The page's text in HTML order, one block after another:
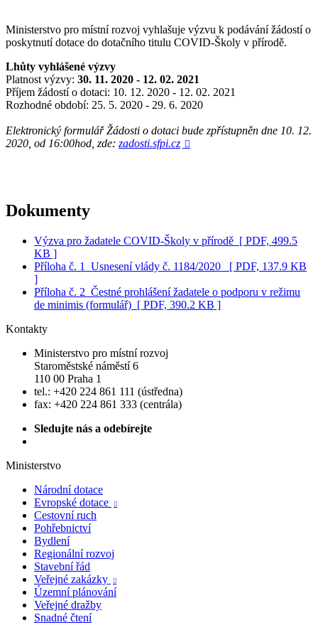
Ministerstvo pro místní rozvoj vyhlašuje výzvu k podávání žádostí o
poskytnutí dotace do dotačního titulu COVID-Školy v přírodě.
Lhůty vyhlášené výzvy
Platnost výzvy: 30. 11. 2020 - 12. 02. 2021
Příjem žádostí o dotaci: 10. 12. 2020 - 12. 02. 2021
Rozhodné období: 25. 5. 2020 - 29. 6. 2020
Elektronický formulář Žádosti o dotaci bude zpřístupněn dne 10. 12.
2020, od 16:00hod, zde: zadosti.sfpi.cz 
Dokumenty
Výzva pro žadatele COVID-Školy v přírodě [ PDF, 499.5
KB ]
Příloha č. 1_Usnesení vlády č. 1184/2020
[ PDF, 137.9 KB
]
Příloha č. 2_Čestné prohlášení žadatele o podporu v režimu
de minimis (formulář) [ PDF, 390.2 KB ]
Kontakty
Ministerstvo pro místní rozvoj
Staroměstské náměstí 6
110 00 Praha 1
tel.: +420 224 861 111 (ústředna)
fax: +420 224 861 333 (centrála)
Sledujte nás a odebírejte
Ministerstvo
Národní dotace
Evropské dotace

Cestovní ruch
Pohřebnictví
Bydlení
Regionální rozvoj
Stavební řád
Veřejné zakázky

Územní plánování
Veřejné dražby
Snadné čtení